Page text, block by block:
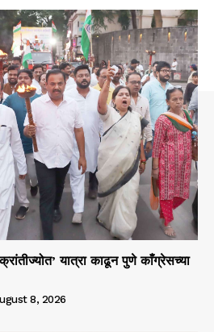
यात्रा काढून पुणे काँग्रेसच्या
8, 2026